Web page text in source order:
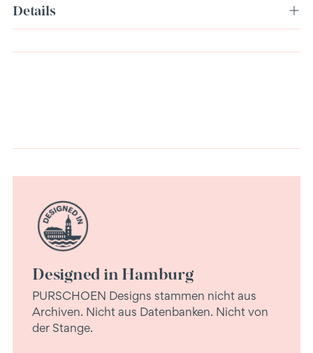
in
den
Details
Designed in Hamburg
PURSCHOEN Designs stammen nicht aus
Archiven. Nicht aus Datenbanken. Nicht von
der Stange.